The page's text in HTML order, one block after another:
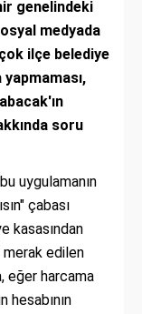
genelindeki
medyada
ilçe belediye
soru
uygulamanın
çabası
kasasından
merak edilen
eğer harcama
hesabının